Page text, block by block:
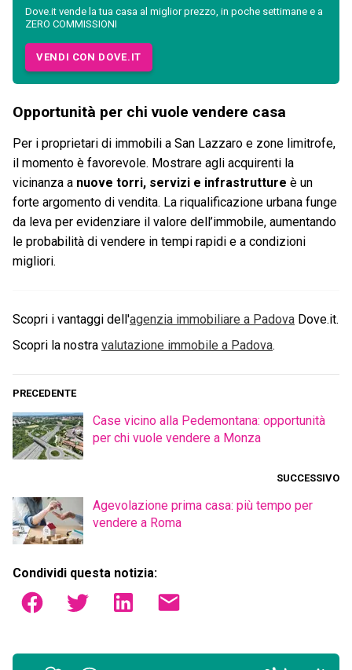
Dove.it vende la tua casa al miglior prezzo, in poche settimane e a
ZERO COMMISSIONI
VENDI CON DOVE.IT
Opportunità per chi vuole vendere casa
Per i proprietari di immobili a San Lazzaro e zone limitrofe,
il momento è favorevole. Mostrare agli acquirenti la
vicinanza a nuove torri, servizi e infrastrutture è un
forte argomento di vendita. La riqualificazione urbana funge
da leva per evidenziare il valore dell’immobile, aumentando
le probabilità di vendere in tempi rapidi e a condizioni
migliori.
Scopri i vantaggi dell'agenzia immobiliare a Padova Dove.it.
Scopri la nostra valutazione immobile a Padova.
PRECEDENTE
Case vicino alla Pedemontana: opportunità
per chi vuole vendere a Monza
SUCCESSIVO
Agevolazione prima casa: più tempo per
vendere a Roma
Condividi questa notizia: